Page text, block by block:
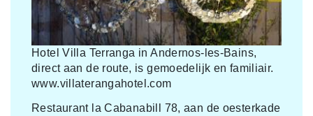
Hotel Villa Terranga in Andernos-les-Bains,
direct aan de route, is gemoedelijk en familiair.
www.villaterangahotel.com
Restaurant la Cabanabill 78, aan de oesterkade